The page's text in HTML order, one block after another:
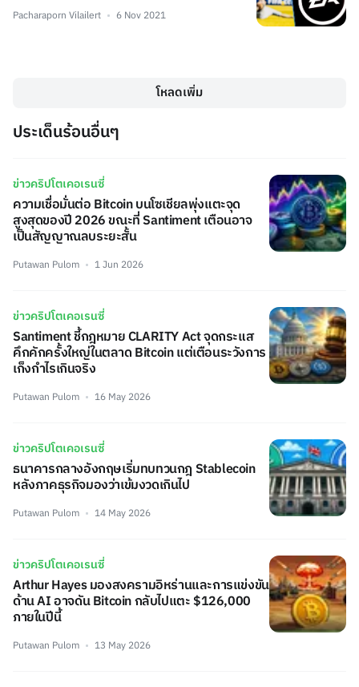
Pacharaporn Vilailert 6 Nov 2021
โหลดเพิ่ม
ประเด็นร้อนอื่นๆ
ข่าวคริปโตเคอเรนซี่
ความเชื่อมั่นต่อ Bitcoin บนโซเชียลพุ่งแตะจุด
สูงสุดของปี 2026 ขณะที่ Santiment เตือนอาจ
เป็นสัญญาณลบระยะสั้น
Putawan Pulom 1 Jun 2026
ข่าวคริปโตเคอเรนซี่
Santiment ชี้กฎหมาย CLARITY Act จุดกระแส
คึกคักครั้งใหญ่ในตลาด Bitcoin แต่เตือนระวังการ
เก็งกำไรเกินจริง
Putawan Pulom 16 May 2026
ข่าวคริปโตเคอเรนซี่
ธนาคารกลางอังกฤษเริ่มทบทวนกฎ Stablecoin
หลังภาคธุรกิจมองว่าเข้มงวดเกินไป
Putawan Pulom 14 May 2026
ข่าวคริปโตเคอเรนซี่
Arthur Hayes มองสงครามอิหร่านและการแข่งขัน
ด้าน AI อาจดัน Bitcoin กลับไปแตะ $126,000
ภายในปีนี้
Putawan Pulom 13 May 2026